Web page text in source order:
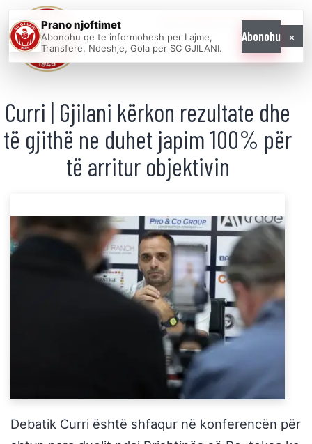
ONE
Curri | Gjilani kërkon rezultate dhe
të gjithë ne duhet japim 100% për
të arritur objektivin
Debatik Curri është shfaqur në konferencën për
Prano njoftimet
Abonohu qe te informohesh per Lajme,
Transfere, Ndeshje, Gola per SC GJILANI.
Abonohu ×